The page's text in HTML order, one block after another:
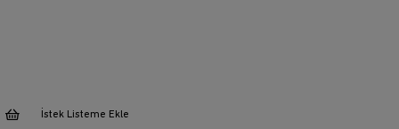
İstek Listeme Ekle